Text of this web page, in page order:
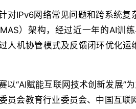
对IPv6网络常见问题和跨系统
）架构，经过近一年的AI训
人机协管模式及反馈闭环优化
以“AI赋能互联网技术创新发展”
员会教育行业委员会、中国互